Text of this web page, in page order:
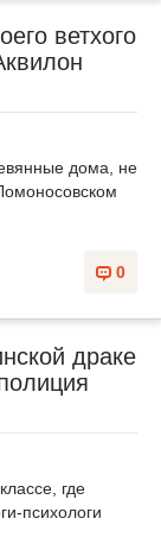
ветхого
дома, не
0
драке
где
психологи